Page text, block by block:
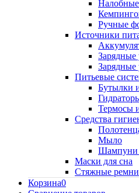
Ручные
Источники
Зарядные
Зарядные
Питьевые
Бутылки
Термосы
Средства
Мыло
Шампуни
Маски для сна
Стяжные ремни
Корзина0